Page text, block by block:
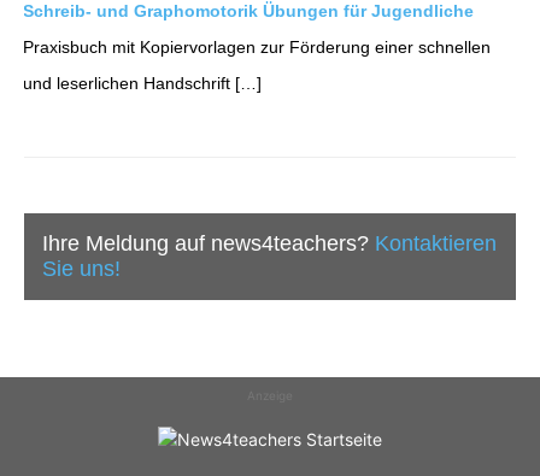
Schreib- und Graphomotorik Übungen für Jugendliche
Praxisbuch mit Kopiervorlagen zur Förderung einer schnellen
und leserlichen Handschrift […]
Ihre Meldung auf news4teachers? Kontaktieren
Sie uns!